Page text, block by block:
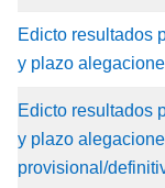
Edicto resultados
y plazo
Edicto resultados
y plazo
provisional/